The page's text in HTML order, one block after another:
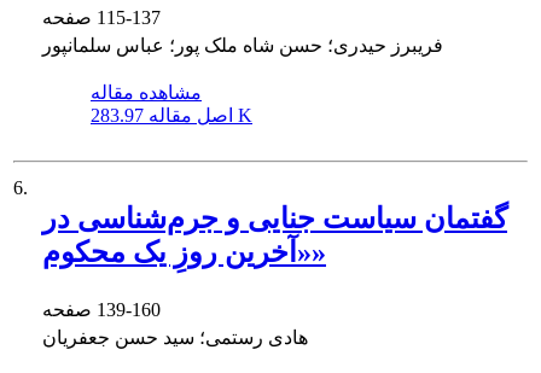
115-137
فریبرز حیدری؛ حسن شاه ملک پور؛ عباس سلمانپور
مشاهده مقاله
اصل مقاله 283.97 K
6.
گفتمان سیاست جنایی و جرم‌شناسی در
«آخرین روزِ یک محکوم»
139-160
هادی رستمی؛ سید حسن جعفریان